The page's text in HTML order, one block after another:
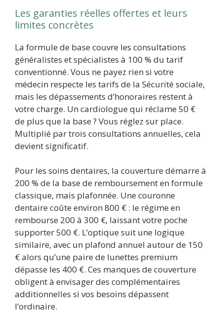
Les garanties réelles offertes et leurs
limites concrètes
La formule de base couvre les consultations
généralistes et spécialistes à 100 % du tarif
conventionné. Vous ne payez rien si votre
médecin respecte les tarifs de la Sécurité sociale,
mais les dépassements d’honoraires restent à
votre charge. Un cardiologue qui réclame 50 €
de plus que la base ? Vous réglez sur place.
Multiplié par trois consultations annuelles, cela
devient significatif.
Pour les soins dentaires, la couverture démarre à
200 % de la base de remboursement en formule
classique, mais plafonnée. Une couronne
dentaire coûte environ 800 € : le régime en
rembourse 200 à 300 €, laissant votre poche
supporter 500 €. L’optique suit une logique
similaire, avec un plafond annuel autour de 150
€ alors qu’une paire de lunettes premium
dépasse les 400 €. Ces manques de couverture
obligent à envisager des complémentaires
additionnelles si vos besoins dépassent
l’ordinaire.